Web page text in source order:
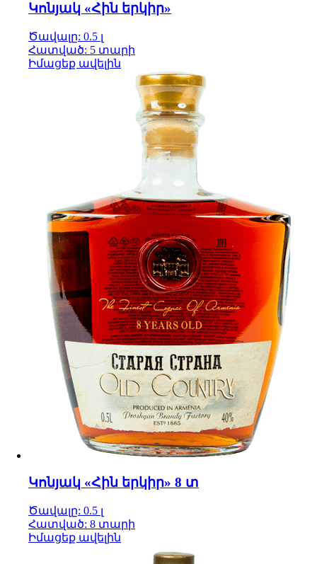
Կոնյակ «Հին երկիր»
Ծավալը: 0.5 լ
Հատված: 5 տարի
Իմացեք ավելին
Կոնյակ «Հին երկիր» 8 տ
Ծավալը: 0.5 լ
Հատված: 8 տարի
Իմացեք ավելին